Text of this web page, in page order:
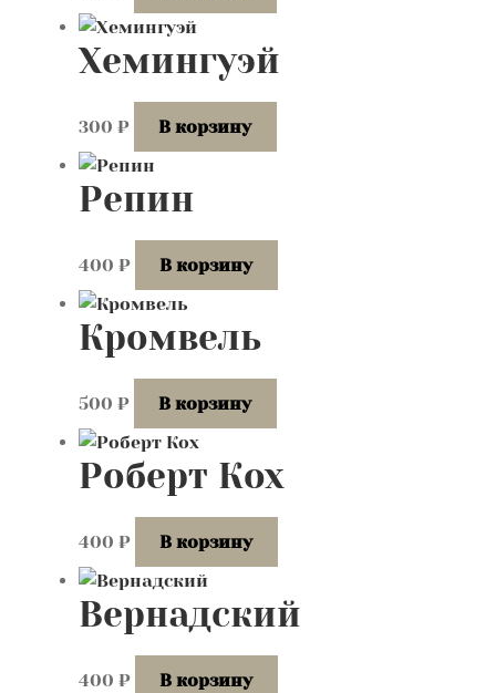
Хемингуэй
300 ₽ В корзину
Репин
400 ₽ В корзину
Кромвель
500 ₽ В корзину
Роберт Кох
400 ₽ В корзину
Вернадский
400 ₽ В корзину